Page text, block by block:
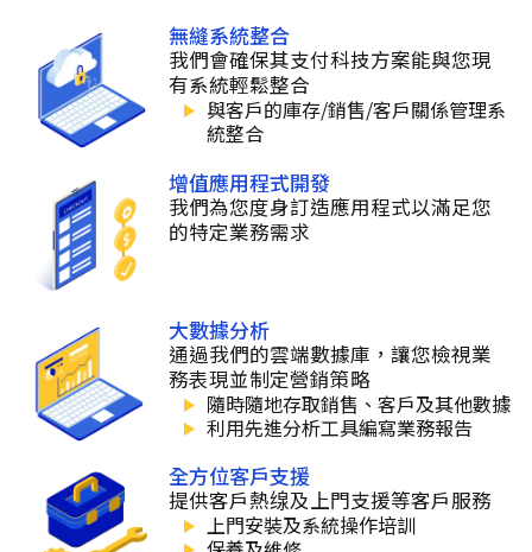
無縫系統整合
我們會確保其支付科技方案能與您現
有系統輕鬆整合
與客戶的庫存/銷售/客戶關係管理系
統整合
增值應用程式開發
我們為您度身訂造應用程式以滿足您
的特定業務需求
大數據分析
通過我們的雲端數據庫，讓您檢視業
務表現並制定營銷策略
隨時隨地存取銷售、客戶及其他數據
利用先進分析工具編寫業務報告
全方位客戶支援
提供客戶熱缐及上門支援等客戶服務
上門安裝及系統操作培訓